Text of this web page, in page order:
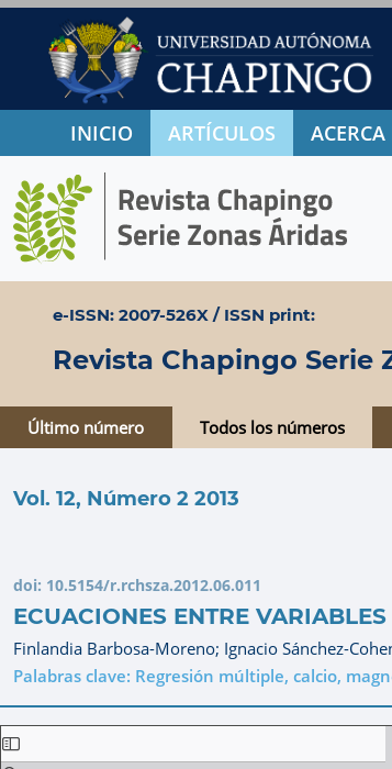
INICIO ARTÍCULOS ACERCA
e-ISSN: 2007-526X / ISSN print:
Revista Chapingo Serie
Último número Todos los números
Vol. 12, Número 2 2013
doi: 10.5154/r.rchsza.2012.06.011
ECUACIONES ENTRE
Finlandia Barbosa-Moreno; Ignacio Sánchez-
Palabras clave: Regresión múltiple, calcio,